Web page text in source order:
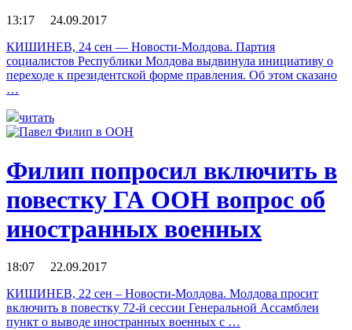
13:17 24.09.2017
КИШИНЕВ, 24 сен — Новости-Молдова. Партия
социалистов Республики Молдова выдвинула инициативу о
переходе к президентской форме правления. Об этом сказано
…
читать
Филип попросил включить в
повестку ГА ООН вопрос об
иностранных военных
18:07 22.09.2017
КИШИНЕВ, 22 сен – Новости-Молдова. Молдова просит
включить в повестку 72-й сессии Генеральной Ассамблеи
пункт о выводе иностранных военных с …